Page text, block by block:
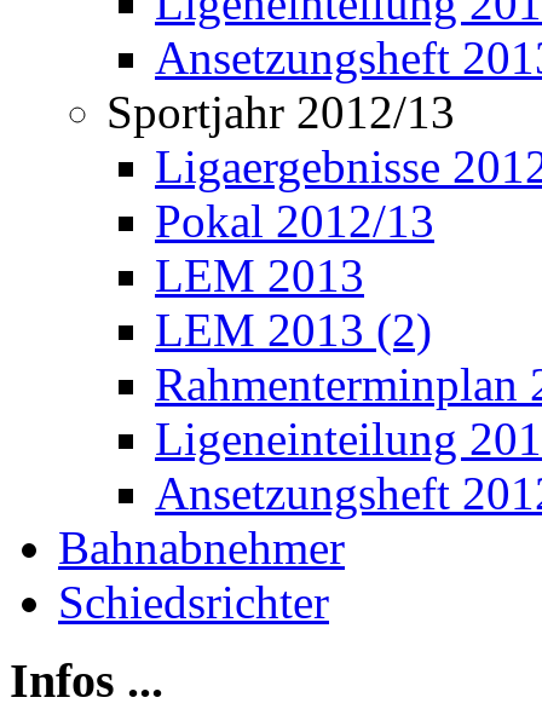
Ansetzungsheft
Sportjahr 2012/13
Ligaergebnisse
Pokal 2012/13
LEM 2013
LEM 2013 (2)
Rahmenterminplan
Ligeneinteilung
Ansetzungsheft
Bahnabnehmer
Schiedsrichter
Infos ...